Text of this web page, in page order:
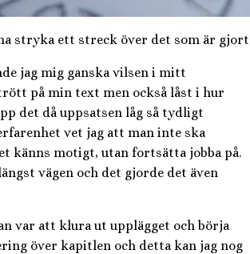
stryka ett streck över det som är
jag mig ganska vilsen i mitt
på min text men också låst i hur
det då uppsatsen låg så tydligt
vet jag att man inte ska
känns motigt, utan fortsätta jobba på.
vägen och det gjorde det även
var att klura ut upplägget och börja
över kapitlen och detta kan jag nog